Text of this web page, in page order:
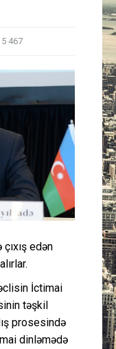
Azərbaycan
etikası
5 467
edən
İctimai
təşkil
prosesində
dinləmədə